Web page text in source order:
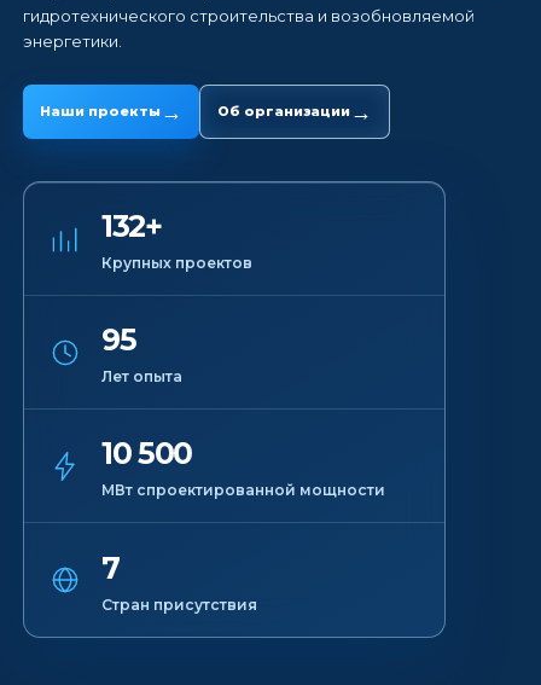
гидротехнического строительства и возобновляемой
энергетики.
Наши проекты → Об организации →
132+
Крупных проектов
95
Лет опыта
10 500
МВт спроектированной мощности
7
Стран присутствия